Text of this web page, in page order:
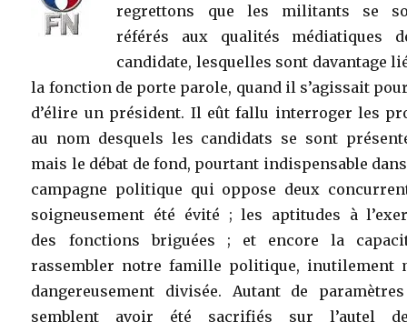
regrettons que les militants se
référés aux qualités médiatiques
candidate, lesquelles sont davantage
la fonction de porte parole, quand il s’agissait
d’élire un président. Il eût fallu interroger les
au nom desquels les candidats se sont
mais le débat de fond, pourtant indispensable
campagne politique qui oppose deux
soigneusement été évité ; les aptitudes à
des fonctions briguées ; et encore la
rassembler notre famille politique, inutilement
dangereusement divisée. Autant de
semblent avoir été sacrifiés sur l’autel